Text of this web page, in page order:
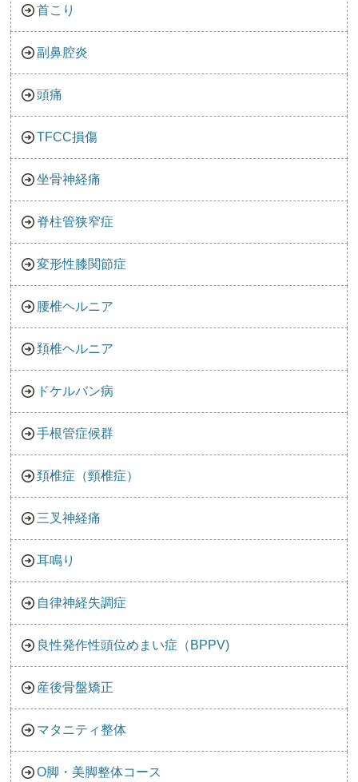
首こり
副鼻腔炎
頭痛
TFCC損傷
坐骨神経痛
脊柱管狭窄症
変形性膝関節症
腰椎ヘルニア
頚椎ヘルニア
ドケルバン病
手根管症候群
頚椎症（頸椎症）
三叉神経痛
耳鳴り
自律神経失調症
良性発作性頭位めまい症（BPPV)
産後骨盤矯正
マタニティ整体
O脚・美脚整体コース